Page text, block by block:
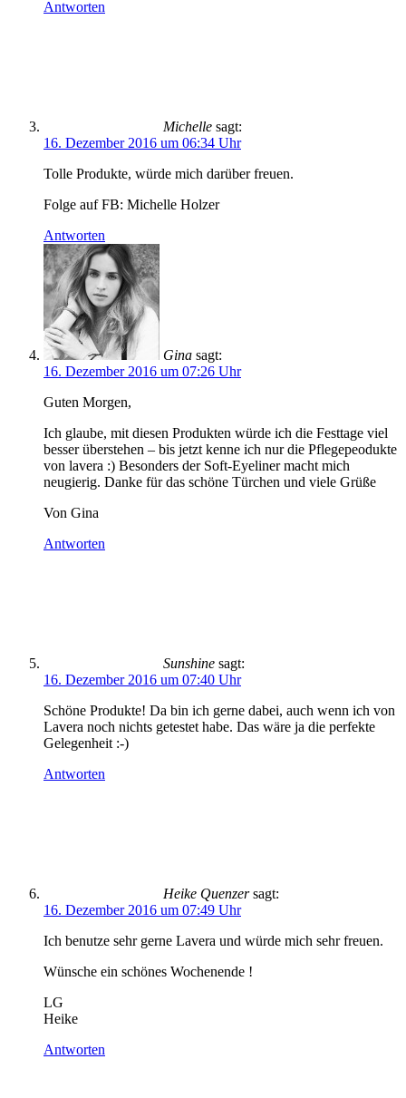
Antworten
Michelle sagt:
16. Dezember 2016 um 06:34 Uhr
Tolle Produkte, würde mich darüber freuen.
Folge auf FB: Michelle Holzer
Antworten
Gina sagt:
16. Dezember 2016 um 07:26 Uhr
Guten Morgen,
Ich glaube, mit diesen Produkten würde ich die Festtage viel
besser überstehen – bis jetzt kenne ich nur die Pflegepeodukte
von lavera :) Besonders der Soft-Eyeliner macht mich
neugierig. Danke für das schöne Türchen und viele Grüße
Von Gina
Antworten
Sunshine sagt:
16. Dezember 2016 um 07:40 Uhr
Schöne Produkte! Da bin ich gerne dabei, auch wenn ich von
Lavera noch nichts getestet habe. Das wäre ja die perfekte
Gelegenheit :-)
Antworten
Heike Quenzer sagt:
16. Dezember 2016 um 07:49 Uhr
Ich benutze sehr gerne Lavera und würde mich sehr freuen.
Wünsche ein schönes Wochenende !
LG
Heike
Antworten